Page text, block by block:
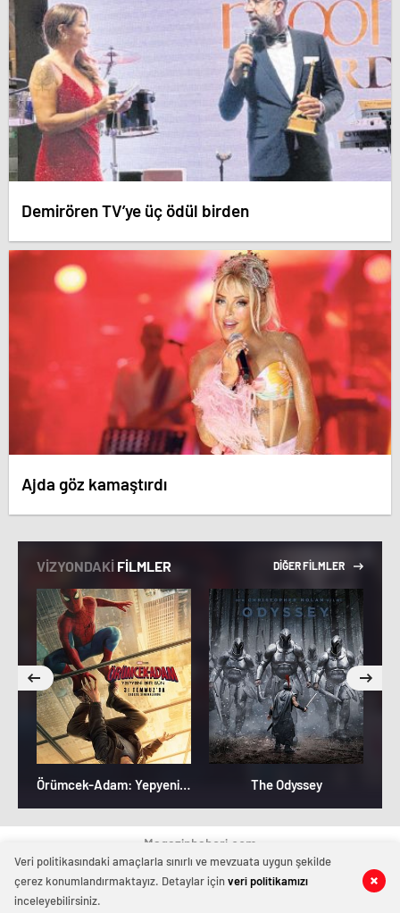
Demirören TV’ye üç ödül birden
Ajda göz kamaştırdı
VİZYONDAKİ FİLMLER DİĞER FİLMLER
Örümcek-Adam: Yepyeni Bir Gün The Odyssey
Magazinhaberi.com
Veri politikasındaki amaçlarla sınırlı ve mevzuata uygun şekilde
çerez konumlandırmaktayız. Detaylar içinveri politikamızı
inceleyebilirsiniz.